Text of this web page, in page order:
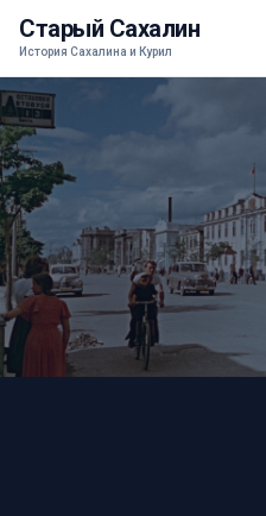
Старый Сахалин
История Сахалина и Курил